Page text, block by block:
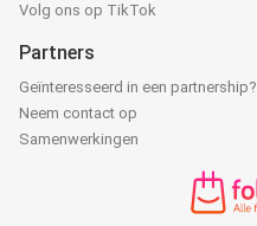
Volg ons op TikTok
Partners
Geïnteresseerd in een partnership?
Neem contact op
Samenwerkingen